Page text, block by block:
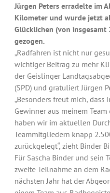
Jürgen Peters erradelte im
Kilometer und wurde jetzt
Glücklichen (von
gezogen.
„Radfahren ist nicht nur
wichtiger Beitrag zu mehr
der Geislinger
(SPD) und gratuliert Jürgen
„Besonders freut mich, dass
Gewinner aus meinem
haben wir im aktuellen
Teammitgliedern knapp
zurückgelegt“, zieht Binder
Für Sascha Binder und sein
zweite Teilnahme an dem
nächsten Jahr hat der